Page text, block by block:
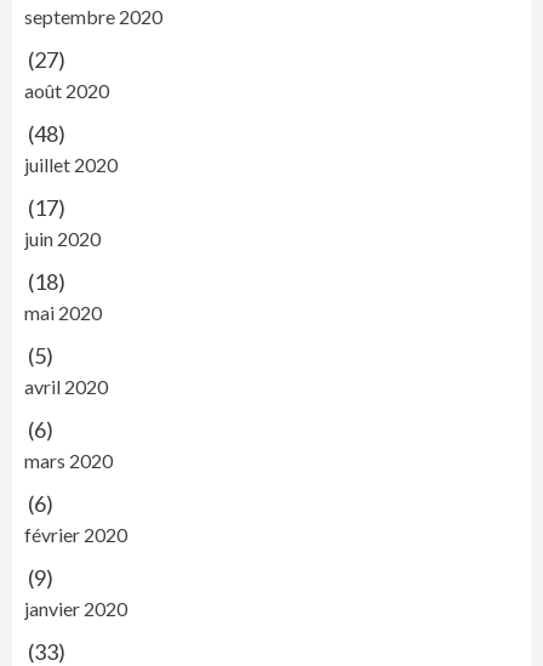
septembre 2020
(27)
août 2020
(48)
juillet 2020
(17)
juin 2020
(18)
mai 2020
(5)
avril 2020
(6)
mars 2020
(6)
février 2020
(9)
janvier 2020
(33)